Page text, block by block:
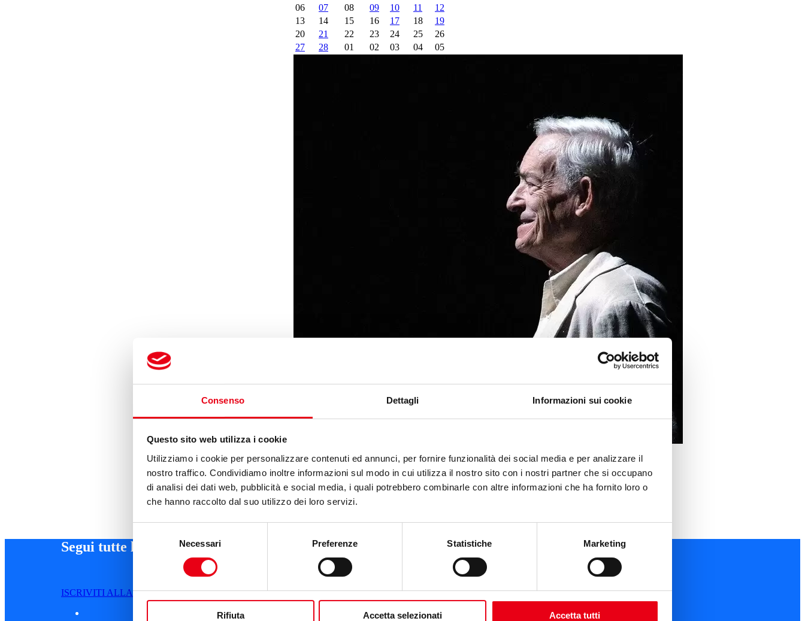
Consenso Dettagli Informazioni sui cookie
Questo sito web utilizza i cookie
Utilizziamo i cookie per personalizzare contenuti ed annunci, per fornire funzionalità dei social media e per analizzare il
nostro traffico. Condividiamo inoltre informazioni sul modo in cui utilizza il nostro sito con i nostri partner che si occupano
di analisi dei dati web, pubblicità e social media, i quali potrebbero combinarle con altre informazioni che ha fornito loro o
che hanno raccolto dal suo utilizzo dei loro servizi.
del
Necessari Preferenze Statistiche Marketing
Rifiuta Accetta selezionati Accetta tutti
06
07 08 09 10 11
12
13
14 15 16 17 18
19
20
21 22 23 24 25
26
27
28 01 02 03 04 05
12 febbraio 2023-16:00
Così è (se vi pare)
Leggi di più
Segui tutte le novità
ISCRIVITI ALLA NEWSLETTER
Cartellone 26/27